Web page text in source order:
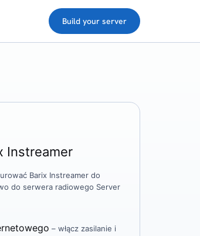
Build your server
Instreamer
Barix Instreamer do
do serwera radiowego Server
– włącz zasilanie i